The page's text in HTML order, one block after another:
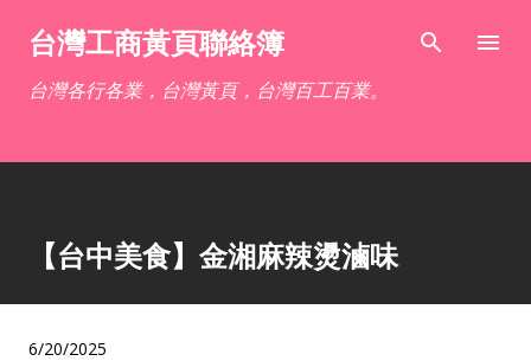
跳到主要內容
台灣工商黃頁聯絡簿
台灣各行各業，台灣黃頁，台灣百工百業。
【台中美食】金湘麻辣燙滷味
6/20/2025